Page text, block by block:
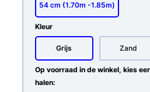
54 cm (1.70m -1.85m)
Kleur
Grijs Zand
Op voorraad in de winkel, kies
halen: